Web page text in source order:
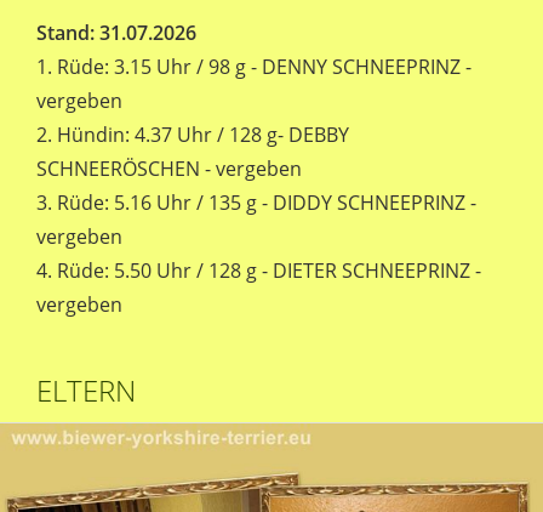
Stand: 31.07.2026
1. Rüde: 3.15 Uhr / 98 g - DENNY SCHNEEPRINZ -
vergeben
2. Hündin: 4.37 Uhr / 128 g- DEBBY
SCHNEERÖSCHEN - vergeben
3. Rüde: 5.16 Uhr / 135 g - DIDDY SCHNEEPRINZ -
vergeben
4. Rüde: 5.50 Uhr / 128 g - DIETER SCHNEEPRINZ -
vergeben
ELTERN